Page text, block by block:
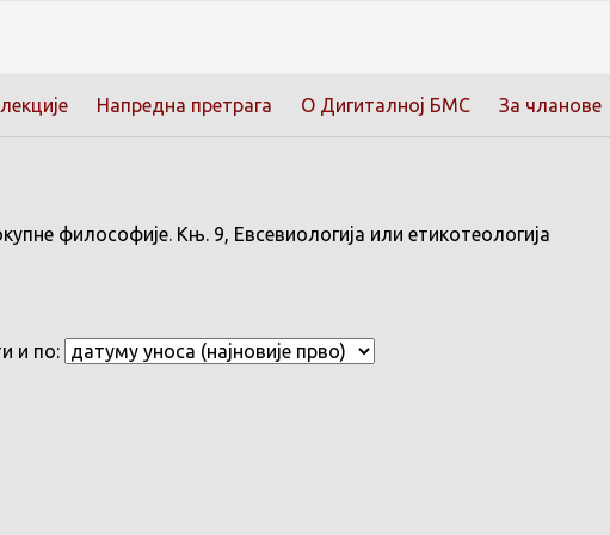
Напредна претрага О Дигиталној БМС За чланове
философије. Књ. 9, Евсевиологија или етикотеологија
и по: